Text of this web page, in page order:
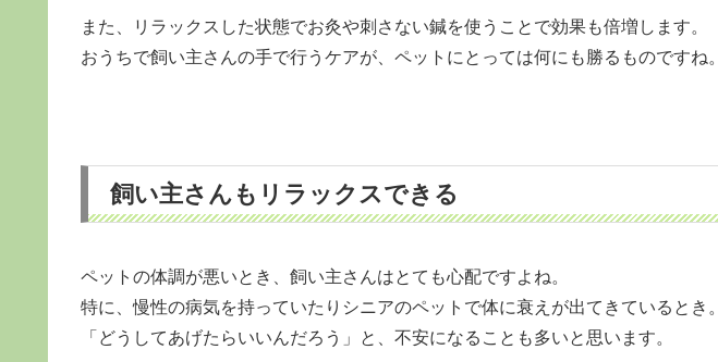
また、リラックスした状態でお灸や刺さない鍼を使うことで効果も倍増します。
おうちで飼い主さんの手で行うケアが、ペットにとっては何にも勝るものですね。
飼い主さんもリラックスできる
ペットの体調が悪いとき、飼い主さんはとても心配ですよね。
特に、慢性の病気を持っていたりシニアのペットで体に衰えが出てきているとき。
「どうしてあげたらいいんだろう」と、不安になることも多いと思います。